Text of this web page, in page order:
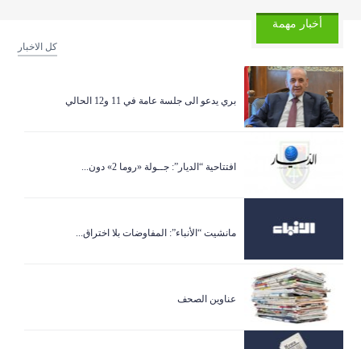
أخبار مهمة
كل الاخبار
بري يدعو الى جلسة عامة في 11 و12 الحالي
افتتاحية “الديار”: جــولة «روما 2» دون...
مانشيت “الأنباء”: المفاوضات بلا اختراق...
عناوين الصحف